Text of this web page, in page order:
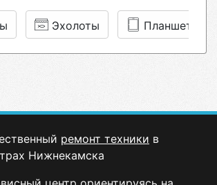
Эхолоты Планшеты
ремонт техники в
Нижнекамска